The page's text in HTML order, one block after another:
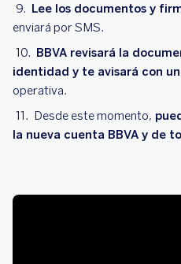
Lee los documentos y
enviará por SMS.
BBVA revisará la
identidad y te avisará con un
operativa.
Desde este momento,
la nueva cuenta BBVA y de